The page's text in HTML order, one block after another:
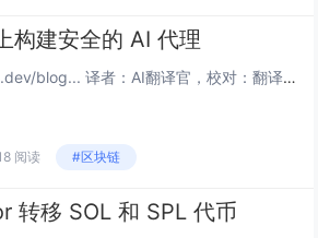
构建安全的 AI 代理
原文链接：www.helius.dev/blog... 译者：AI翻译官，校对：翻译小组 本文链接：htzkw.com … AI 代理在 Solana 上的激增引发了关于自主代理进行金融交易的激烈猜测。...
阅读 #区块链
转移 SOL 和 SPL 代币